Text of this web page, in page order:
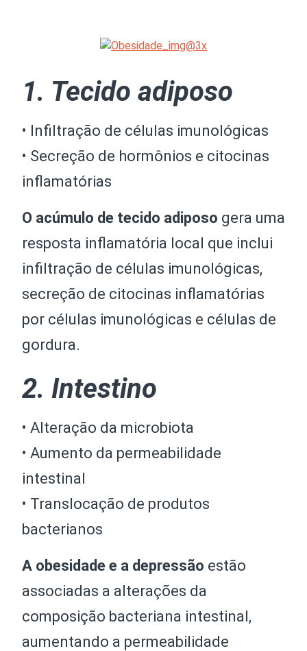
1. Tecido adiposo
• Infiltração de células imunológicas
• Secreção de hormônios e citocinas
inflamatórias
O acúmulo de tecido adiposo gera uma
resposta inflamatória local que inclui
infiltração de células imunológicas,
secreção de citocinas inflamatórias
por células imunológicas e células de
gordura.
2. Intestino
• Alteração da microbiota
• Aumento da permeabilidade
intestinal
• Translocação de produtos
bacterianos
A obesidade e a depressão estão
associadas a alterações da
composição bacteriana intestinal,
aumentando a permeabilidade